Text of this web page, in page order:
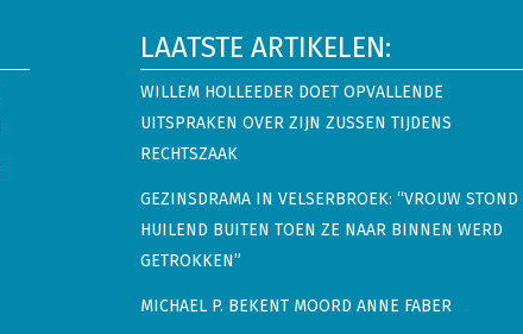
LAATSTE ARTIKELEN:
WILLEM HOLLEEDER DOET OPVALLENDE
UITSPRAKEN OVER ZIJN ZUSSEN TIJDENS
RECHTSZAAK
GEZINSDRAMA IN VELSERBROEK: “VROUW STOND
HUILEND BUITEN TOEN ZE NAAR BINNEN WERD
GETROKKEN”
MICHAEL P. BEKENT MOORD ANNE FABER